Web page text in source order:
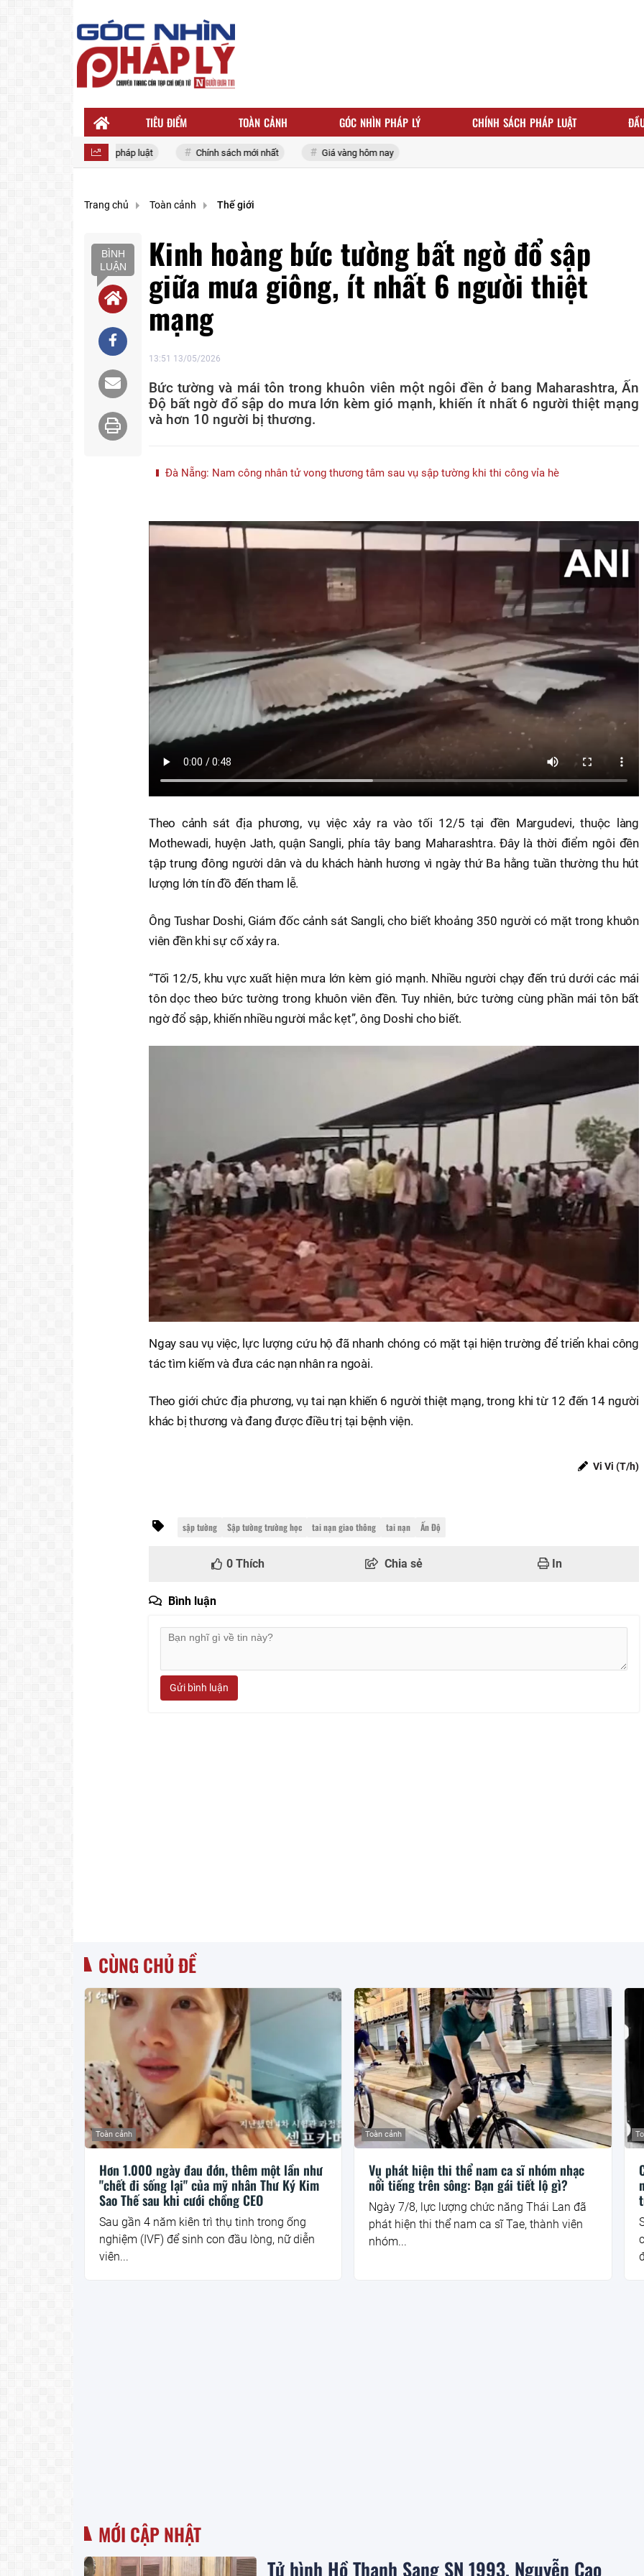
TIÊU ĐIỂM TOÀN CẢNH GÓC NHÌN PHÁP LÝ CHÍNH SÁCH PHÁP LUẬT
Tin tức pháp luật Chính sách mới nhất Giá vàng hôm nay
Trang chủ Toàn cảnh Thế giới
BÌNH
LUẬN
Kinh hoàng bức tường bất ngờ đổ sập
giữa mưa giông, ít nhất 6 người thiệt
mạng
13:51 13/05/2026
Bức tường và mái tôn trong khuôn viên một ngôi đền ở bang Maharashtra, Ấn
Độ bất ngờ đổ sập do mưa lớn kèm gió mạnh, khiến ít nhất 6 người thiệt mạng
và hơn 10 người bị thương.
Đà Nẵng: Nam công nhân tử vong thương tâm sau vụ sập tường khi thi công vỉa hè
Theo cảnh sát địa phương, vụ việc xảy ra vào tối 12/5 tại đền Margudevi, thuộc làng
Mothewadi, huyện Jath, quận Sangli, phía tây bang Maharashtra. Đây là thời điểm ngôi đền
tập trung đông người dân và du khách hành hương vì ngày thứ Ba hằng tuần thường thu hút
lượng lớn tín đồ đến tham lễ.
Ông Tushar Doshi, Giám đốc cảnh sát Sangli, cho biết khoảng 350 người có mặt trong khuôn
viên đền khi sự cố xảy ra.
“Tối 12/5, khu vực xuất hiện mưa lớn kèm gió mạnh. Nhiều người chạy đến trú dưới các mái
tôn dọc theo bức tường trong khuôn viên đền. Tuy nhiên, bức tường cùng phần mái tôn bất
ngờ đổ sập, khiến nhiều người mắc kẹt”, ông Doshi cho biết.
Ngay sau vụ việc, lực lượng cứu hộ đã nhanh chóng có mặt tại hiện trường để triển khai công
tác tìm kiếm và đưa các nạn nhân ra ngoài.
Theo giới chức địa phương, vụ tai nạn khiến 6 người thiệt mạng, trong khi từ 12 đến 14 người
khác bị thương và đang được điều trị tại bệnh viện.
Vi Vi (T/h)
sập tường Sập tường trường học tai nạn giao thông tai nạn Ấn Độ
0 Thích Chia sẻ In
Bình luận
Gửi bình luận
CÙNG CHỦ ĐỀ
Toàn cảnh
Hơn 1.000 ngày đau đớn, thêm một lần như
"chết đi sống lại" của mỹ nhân Thư Ký Kim
Sao Thế sau khi cưới chồng CEO
Sau gần 4 năm kiên trì thụ tinh trong ống
nghiệm (IVF) để sinh con đầu lòng, nữ diễn
viên...
Toàn cảnh
Vụ phát hiện thi thể nam ca sĩ nhóm nhạc
nổi tiếng trên sông: Bạn gái tiết lộ gì?
Ngày 7/8, lực lượng chức năng Thái Lan đã
phát hiện thi thể nam ca sĩ Tae, thành viên
nhóm...
MỚI CẬP NHẬT
Tử hình Hồ Thanh Sang SN 1993, Nguyễn Cao